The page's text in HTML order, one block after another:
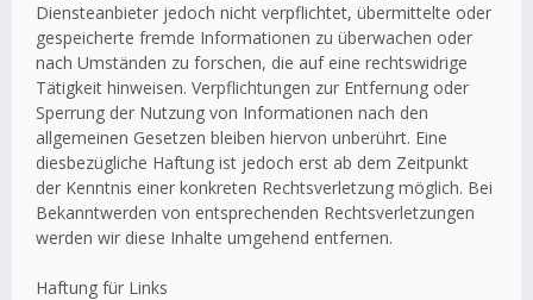
Diensteanbieter jedoch nicht verpflichtet, übermittelte oder
gespeicherte fremde Informationen zu überwachen oder
nach Umständen zu forschen, die auf eine rechtswidrige
Tätigkeit hinweisen. Verpflichtungen zur Entfernung oder
Sperrung der Nutzung von Informationen nach den
allgemeinen Gesetzen bleiben hiervon unberührt. Eine
diesbezügliche Haftung ist jedoch erst ab dem Zeitpunkt
der Kenntnis einer konkreten Rechtsverletzung möglich. Bei
Bekanntwerden von entsprechenden Rechtsverletzungen
werden wir diese Inhalte umgehend entfernen.
Haftung für Links